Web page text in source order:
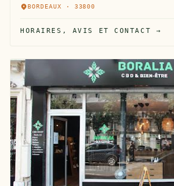
BORDEAUX · 33800
HORAIRES, AVIS ET CONTACT →